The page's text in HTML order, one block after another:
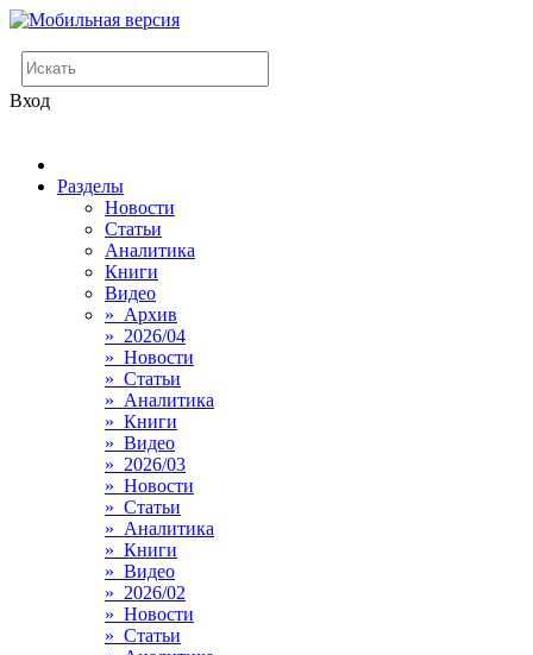
Вход
Разделы
Новости
Статьи
Аналитика
Книги
Видео
» Архив
» 2026/04
» Новости
» Статьи
» Аналитика
» Книги
» Видео
» 2026/03
» Новости
» Статьи
» Аналитика
» Книги
» Видео
» 2026/02
» Новости
» Статьи